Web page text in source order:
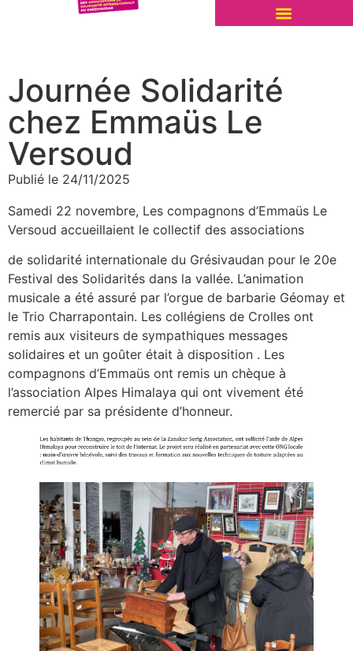
Journée Solidarité
chez Emmaüs Le
Versoud
Publié le 24/11/2025
Samedi 22 novembre, Les compagnons d’Emmaüs Le
Versoud accueillaient le collectif des associations
de solidarité internationale du Grésivaudan pour le 20e
Festival des Solidarités dans la vallée. L’animation
musicale a été assuré par l’orgue de barbarie Géomay et
le Trio Charrapontain. Les collégiens de Crolles ont
remis aux visiteurs de sympathiques messages
solidaires et un goûter était à disposition . Les
compagnons d’Emmaüs ont remis un chèque à
l’association Alpes Himalaya qui ont vivement été
remercié par sa présidente d’honneur.